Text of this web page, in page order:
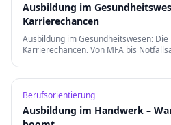
Ausbildung im
Karrierechancen
Ausbildung im Gesundheitswesen:
Karrierechancen. Von MFA bis
Berufsorientierung
Ausbildung im Handwerk –